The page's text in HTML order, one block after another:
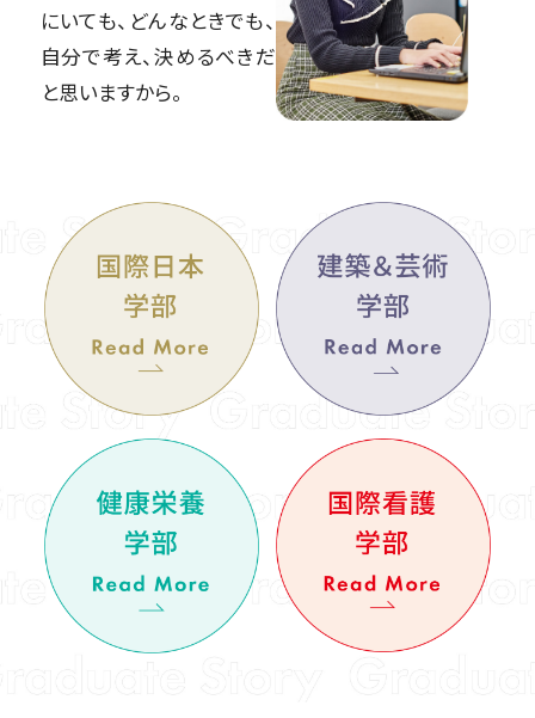
にいても、どんなときでも、
自分で考え、決めるべきだ
と思いますから。